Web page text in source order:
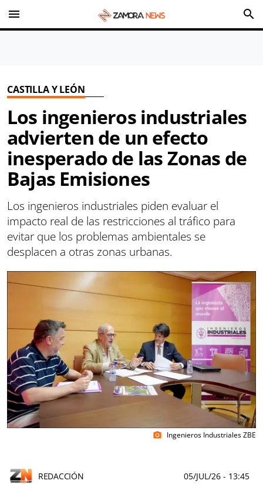
menu search
CASTILLA Y LEÓN
Los ingenieros industriales
advierten de un efecto
inesperado de las Zonas de
Bajas Emisiones
Los ingenieros industriales piden evaluar el
impacto real de las restricciones al tráfico para
evitar que los problemas ambientales se
desplacen a otras zonas urbanas.
photo_camera Ingenieros Industriales ZBE
REDACCIÓN 05/JUL/26 - 13:45